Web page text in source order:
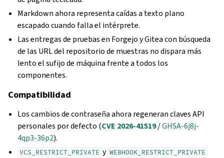
Markdown ahora representa caídas a texto plano
escapado cuando falla el intérprete.
Las entregas de pruebas en Forgejo y Gitea con búsqueda
de las URL del repositorio de muestras no dispara más
lento el sufijo de máquina frente a todos los
componentes.
Compatibilidad
Los cambios de contraseña ahora regeneran claves API
personales por defecto (CVE 2026-41519/GHSA-6j8j-
4qp3-36p2).
VCS_RESTRICT_PRIVATE y WEBHOOK_RESTRICT_PRIVATE